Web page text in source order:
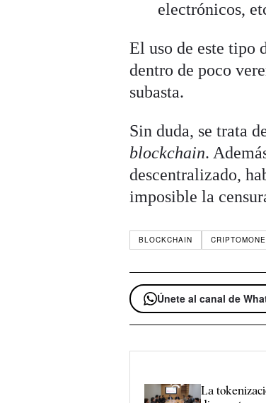
electrónicos,
El uso de este tipo
dentro de poco
subasta.
Sin duda, se trata
blockchain.
descentralizado,
imposible la
BLOCKCHAIN
Únete al canal de
La